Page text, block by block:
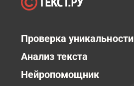
Проверка уникальности
Анализ текста
Нейропомощник